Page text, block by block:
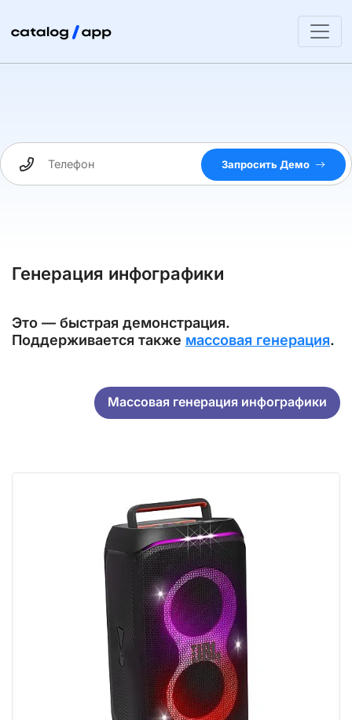
Запросить Демо
Генерация инфографики
Это — быстрая демонстрация.
Поддерживается также массовая генерация.
Массовая генерация инфографики